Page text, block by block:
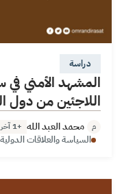
دراسة
المشهد الأمني في
اللاجئين من دول
م محمد العبد الله +1 آخر
السياسة والعلاقات الدولية